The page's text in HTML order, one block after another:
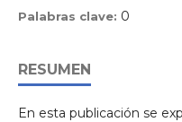
Palabras clave: 0
RESUMEN
En esta publicación se